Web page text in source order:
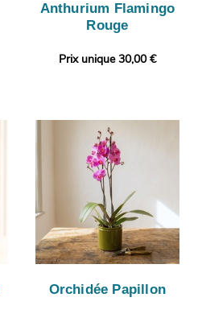
Anthurium Flamingo
Rouge
Prix unique 30,00 €
Orchidée Papillon